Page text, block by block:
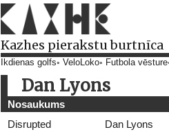
Kazhes pierakstu burtnīca
Ikdienas golfs VeloLoko Futbola vēsture
Dan Lyons
Nosaukums
Disrupted
Dan Lyons